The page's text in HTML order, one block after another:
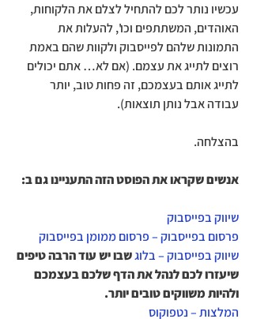
עכשיו נותר לכם להתחיל לצלם את הלקוחות,
האוהדים, המשתתפים וכו', להעלות את
התמונות שלהם לפייסבוק ולקוות שהם באמת
רוצים לתייג את עצמם. (אם לא… אתם יכולים
לתייג אותם בעצמכם, זה פחות טוב, יותר
עבודה אבל נותן תוצאות).
בהצלחה.
אנשים שקראו את הפוסט הזה התעניינו גם ב:
שיווק בפייסבוק
פרסום בפייסבוק – פרסום ממומן בפייסבוק
שיווק בפייסבוק – בלוג שבו יש עוד הרבה טיפים
שיעזרו לכם לנהל את הדף שלכם בעצמכם
ולהיות משווקים טובים יותר.
המלצות – נטפוקוס